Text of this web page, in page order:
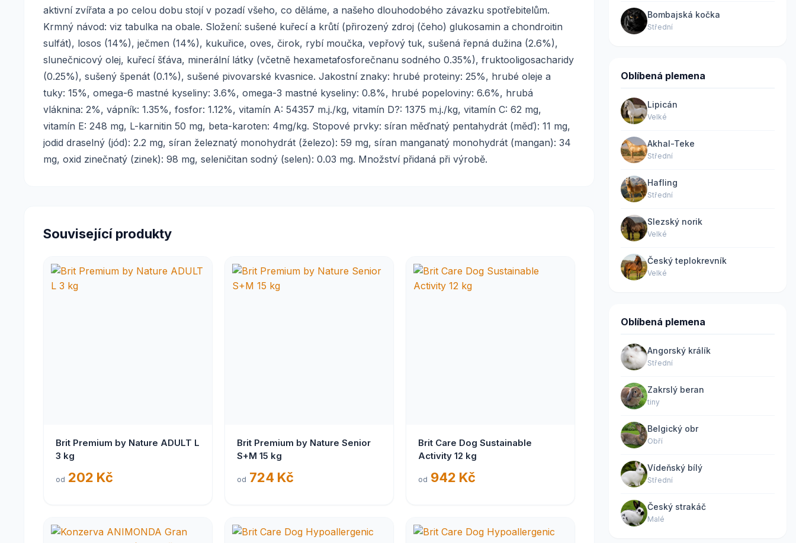
aktivní zvířata a po celou dobu stojí v pozadí všeho, co děláme, a našeho dlouhodobého závazku spotřebitelům.
Krmný návod: viz tabulka na obale. Složení: sušené kuřecí a krůtí (přirozený zdroj (čeho) glukosamin a chondroitin
sulfát), losos (14%), ječmen (14%), kukuřice, oves, čirok, rybí moučka, vepřový tuk, sušená řepná dužina (2.6%),
slunečnicový olej, kuřecí šťáva, minerální látky (včetně hexametafosforečnanu sodného 0.35%), fruktooligosacharidy
(0.25%), sušený špenát (0.1%), sušené pivovarské kvasnice. Jakostní znaky: hrubé proteiny: 25%, hrubé oleje a
tuky: 15%, omega-6 mastné kyseliny: 3.6%, omega-3 mastné kyseliny: 0.8%, hrubé popeloviny: 6.6%, hrubá
vláknina: 2%, vápník: 1.35%, fosfor: 1.12%, vitamín A: 54357 m.j./kg, vitamín D?: 1375 m.j./kg, vitamín C: 62 mg,
vitamín E: 248 mg, L-karnitin 50 mg, beta-karoten: 4mg/kg. Stopové prvky: síran měďnatý pentahydrát (měď): 11 mg,
jodid draselný (jód): 2.2 mg, síran železnatý monohydrát (železo): 59 mg, síran manganatý monohydrát (mangan): 34
mg, oxid zinečnatý (zinek): 98 mg, seleničitan sodný (selen): 0.03 mg. Množství přidaná při výrobě.
Související produkty
Brit Premium by Nature ADULT L
3 kg
od 202 Kč
Brit Premium by Nature Senior
S+M 15 kg
od 724 Kč
Brit Care Dog Sustainable
Activity 12 kg
od 942 Kč
Bombajská kočka
Střední
Oblíbená plemena
Lipicán
Velké
Akhal-Teke
Střední
Hafling
Střední
Slezský norik
Velké
Český teplokrevník
Velké
Oblíbená plemena
Angorský králík
Střední
Zakrslý beran
tiny
Belgický obr
Obří
Vídeňský bílý
Střední
Český strakáč
Malé